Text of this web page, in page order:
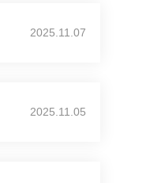
2025.11.07
2025.11.05